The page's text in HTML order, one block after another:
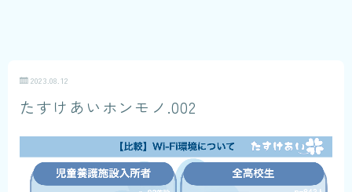
2023.08.12
たすけあいホンモノ.002